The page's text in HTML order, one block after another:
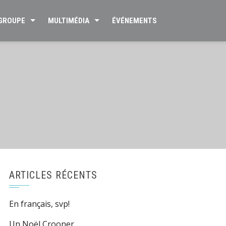
MULTIMÉDIA ÉVÉNEMENTS
ARTICLES RÉCENTS
En français, svp!